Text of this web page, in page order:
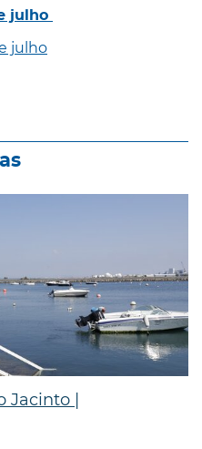
julho
julho
Jacinto |